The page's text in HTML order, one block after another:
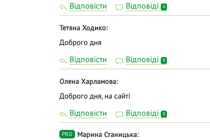
Відповісти Відповіді 0
Тетяна Ходико
Доброго дня
Відповісти Відповіді 0
Олена Харламова
Доброго дня, на сайті
Відповісти Відповіді 0
PRO Марина Станицька